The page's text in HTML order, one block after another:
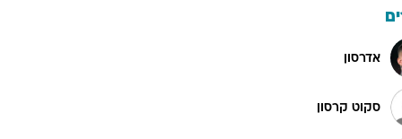
אדרסון
סקוט קרסון